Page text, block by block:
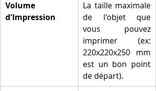
Volume
d'Impression
La taille maximale
de l'objet que
vous pouvez
imprimer (ex:
220x220x250 mm
est un bon point
de départ).